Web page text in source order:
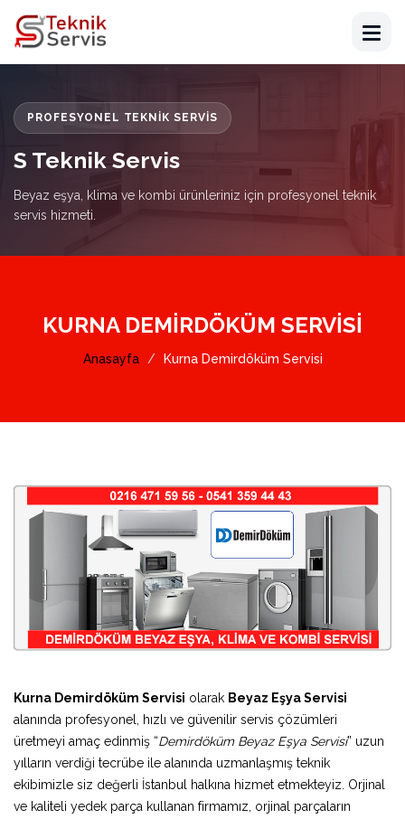
PROFESYONEL TEKNIK SERVIS
S Teknik Servis
Beyaz eşya, klima ve kombi ürünleriniz için profesyonel teknik
servis hizmeti.
KURNA DEMIRDÖKÜM SERVISI
Anasayfa Kurna Demirdöküm Servisi
Kurna Demirdöküm Servisi olarak Beyaz Eşya Servisi
alanında profesyonel, hızlı ve güvenilir servis çözümleri
üretmeyi amaç edinmiş “Demirdöküm Beyaz Eşya Servisi” uzun
yılların verdiği tecrübe ile alanında uzmanlaşmış teknik
ekibimizle siz değerli İstanbul halkına hizmet etmekteyiz. Orjinal
ve kaliteli yedek parça kullanan firmamız, orjinal parçaların